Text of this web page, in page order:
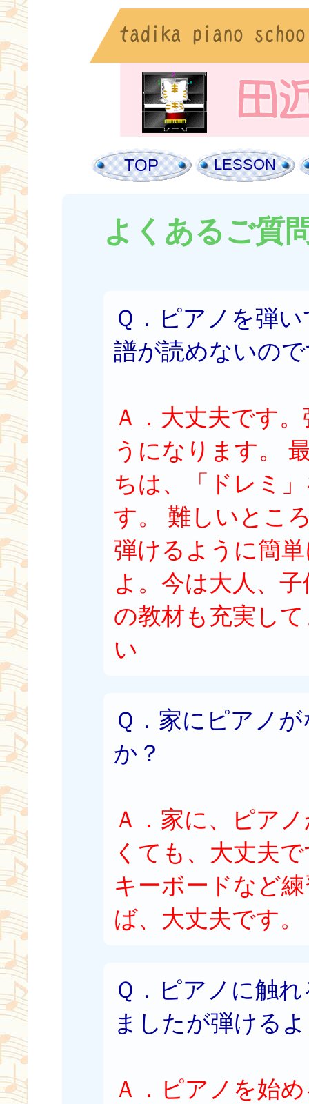
TOP LESSON
よくあるご質
Ｑ．ピアノを弾
譜が読めないの
Ａ．大丈夫です
うになります。
ちは、「ドレミ
す。 難しいとこ
弾けるように簡
よ。今は大人、
の教材も充実し
い
Ｑ．家にピアノ
か？
Ａ．家に、ピア
くても、大丈夫
キーボードなど
ば、大丈夫です。
Ｑ．ピアノに触
ましたが弾ける
Ａ．ピアノを始